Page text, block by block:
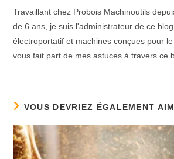
Travaillant chez Probois Machinoutils
de 6 ans, je suis l'administrateur de ce
électroportatif et machines conçues pour
vous fait part de mes astuces à travers ce
VOUS DEVRIEZ ÉGALEMENT